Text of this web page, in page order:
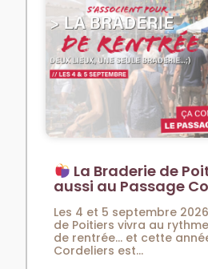
La Braderie de
aussi au Passage
Les 4 et 5 septembre
de Poitiers vivra au
de rentrée… et cette
Cordeliers est...